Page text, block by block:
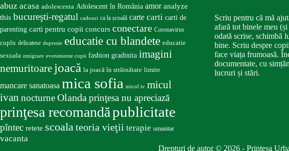
abuz acasa adolescenta Adolescent în România amor analyze
this bucureşti-regatul cadouri ca la școală carte carti carti de
parenting carti pentru copii concurs conectare Coronavirus
cuplu delicatese depresie educatie cu blandete educatie
sexuala emigrare evenimente copii fashion gradinita imagini
nemuritoare joacă la joacă în străinătate limite
mancare sanatoasa mica sofia micul iv micul
ivan nocturneOlanda prinţesa nu apreciază
prinţesa recomandăpublicitate
pîntec retete scoalateoria vieţii terapie umanitar
vacanta
Scriu pentru că mă
afară tot binele meu
odată scrise, schimbă
bine. Scriu despre
face viața frumoasă.
documentate, cu
lucruri și stări.
Drepturi de autor © 2026 - Printesa